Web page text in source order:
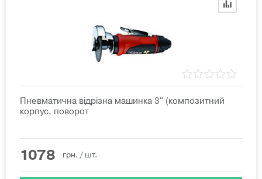
Пневматична відрізна машинка 3" (композитний
корпус, поворот
1078 грн. / шт.